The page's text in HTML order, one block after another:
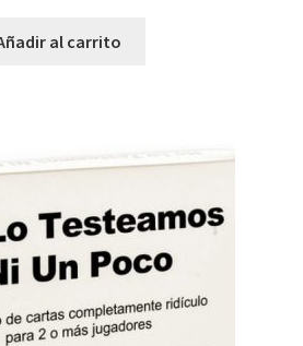
al carrito